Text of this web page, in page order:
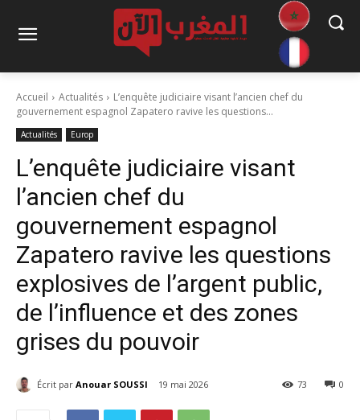
Accueil Actualités
L’enquête judiciaire visant l’ancien chef du
gouvernement espagnol Zapatero ravive les questions...
Actualités Europ
L’enquête judiciaire visant
l’ancien chef du
gouvernement espagnol
Zapatero ravive les questions
explosives de l’argent public,
de l’influence et des zones
grises du pouvoir
Écrit par Anouar SOUSSI 19 mai 2026 0
73